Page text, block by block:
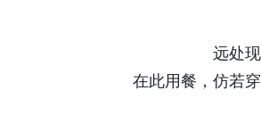
远处
在此用餐，仿若